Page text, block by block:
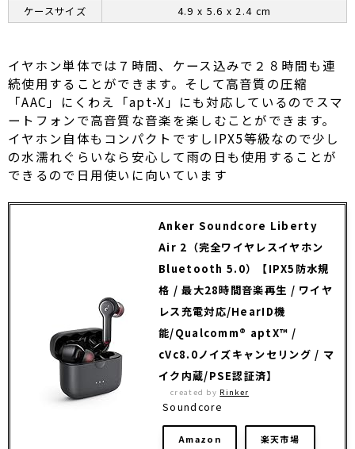
ケースサイズ
4.9 x 5.6 x 2.4 cm
イヤホン単体では７時間、ケース込みで２８時間も連
続使用することができます。そして高音質の圧縮
「AAC」にくわえ「apt-X」にも対応しているのでスマ
ートフォンで高音質な音楽を楽しむことができます。
イヤホン自体もコンパクトですしIPX5等級なので少し
の水濡れぐらいなら安心して雨の日も使用することが
できるので日用使いに向いています
Anker Soundcore Liberty
Air 2（完全ワイヤレスイヤホン
Bluetooth 5.0）【IPX5防水規
格 / 最大28時間音楽再生 / ワイヤ
レス充電対応/HearID機
能/Qualcomm® aptX™ /
cVc8.0ノイズキャンセリング / マ
イク内蔵/PSE認証済】
created by Rinker
Soundcore
Amazon 楽天市場